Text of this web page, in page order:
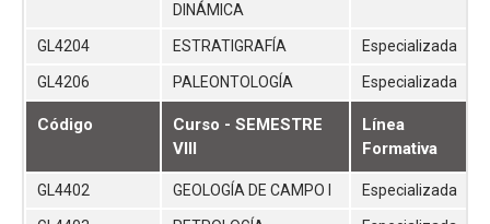
DINÁMICA
GL4204 ESTRATIGRAFÍA Especializada
GL4206 PALEONTOLOGÍA Especializada
Código
Curso - SEMESTRE
VIII
Línea
Formativa
GL4402 GEOLOGÍA DE CAMPO I Especializada